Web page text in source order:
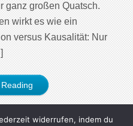
ganz großen Quatsch.
wirkt es wie ein
versus Kausalität: Nur
widerrufen, indem du